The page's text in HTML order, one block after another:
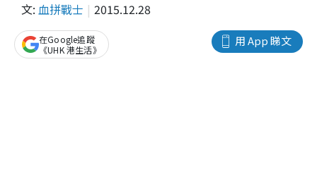
文: 血拼戰士 2015.12.28
用 App 睇文
在Google追蹤
《UHK 港生活》